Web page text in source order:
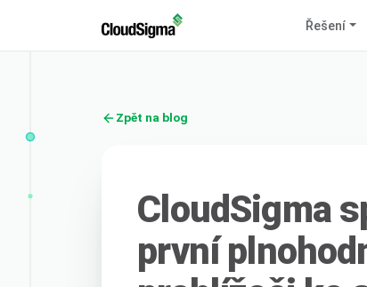
Řešení
Zpět na blog
CloudSigma
první